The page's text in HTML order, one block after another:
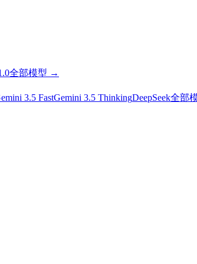
全部模型 →
3.5 FastGemini 3.5 ThinkingDeepSeek全部